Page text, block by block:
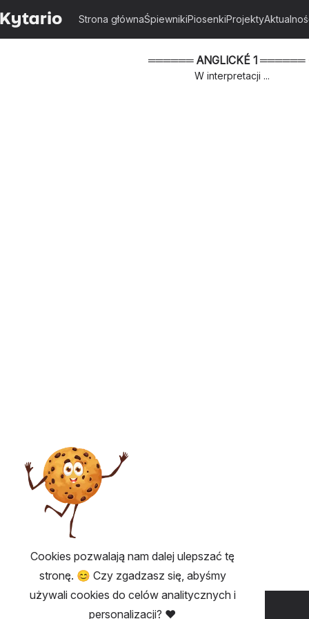
Strona głównaŚpiewnikiPiosenkiProjekty
══════ ANGLICKÉ 1 ══════
W interpretacji ...
PRZYDATNE 💡
Cookies pozwalają nam dalej ulepszać tę
stronę. 😊 Czy zgadzasz się, abyśmy
używali cookies do celów analitycznych i
personalizacji? ❤️